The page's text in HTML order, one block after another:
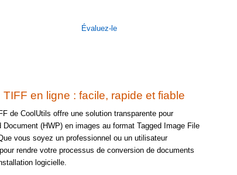
Évaluez-le
en ligne : facile, rapide et fiable
de CoolUtils offre une solution transparente pour
(HWP) en images au format Tagged Image File
vous soyez un professionnel ou un utilisateur
rendre votre processus de conversion de documents
logicielle.